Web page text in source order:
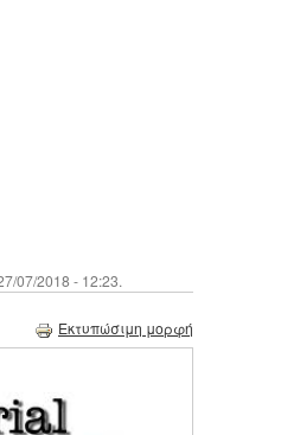
07/2018 - 12:23.
Εκτυπώσιμη μορφή